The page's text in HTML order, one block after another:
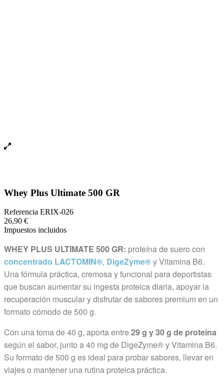
Whey Plus Ultimate 500 GR
Referencia ERIX-026
26,90 €
Impuestos incluidos
WHEY PLUS ULTIMATE 500 GR: proteína de suero con
concentrado LACTOMIN®, DigeZyme®y Vitamina B6.
Una fórmula práctica, cremosa y funcional para deportistas
que buscan aumentar su ingesta proteica diaria, apoyar la
recuperación muscular y disfrutar de sabores premium en un
formato cómodo de 500 g.
Con una toma de 40 g, aporta entre29 g y 30 g de proteína
según el sabor, junto a 40 mg de DigeZyme® y Vitamina B6.
Su formato de 500 g es ideal para probar sabores, llevar en
viajes o mantener una rutina proteica práctica.